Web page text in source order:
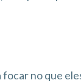
no que